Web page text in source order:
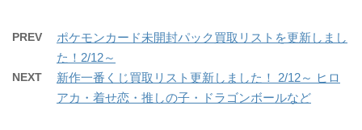
PREV
ポケモンカード未開封パック買取リストを更新しまし
た！2/12～
NEXT
新作一番くじ買取リスト更新しました！ 2/12～ ヒロ
アカ・着せ恋・推しの子・ドラゴンボールなど